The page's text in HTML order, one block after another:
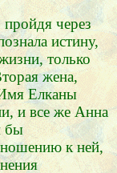
через
истину,
только
жена,
Елканы
и все же Анна
бы
к ней,